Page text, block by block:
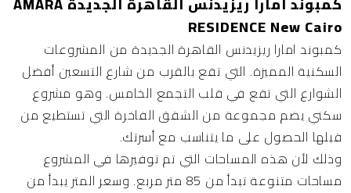
RESIDENCE New Cairo
كمبوند امارا ريزيدنس القاهرة الجديدة من المشروعات
السكنية المميزة. التي تقع بالقرب من شارع التسعين أفضل
الشوارع التي تقع في قلب التجمع الخامس. وهو مشروع
سكني يضم مجموعة من الشقق الفاخرة التي تستطيع من
قبلها الحصول على ما يتناسب مع أسرتك.
وذلك لأن هذه المساحات التي تم توفيرها في المشروع
مساحات متنوعة تبدأ من 85 متر مربع. وسعر المتر يبدأ من